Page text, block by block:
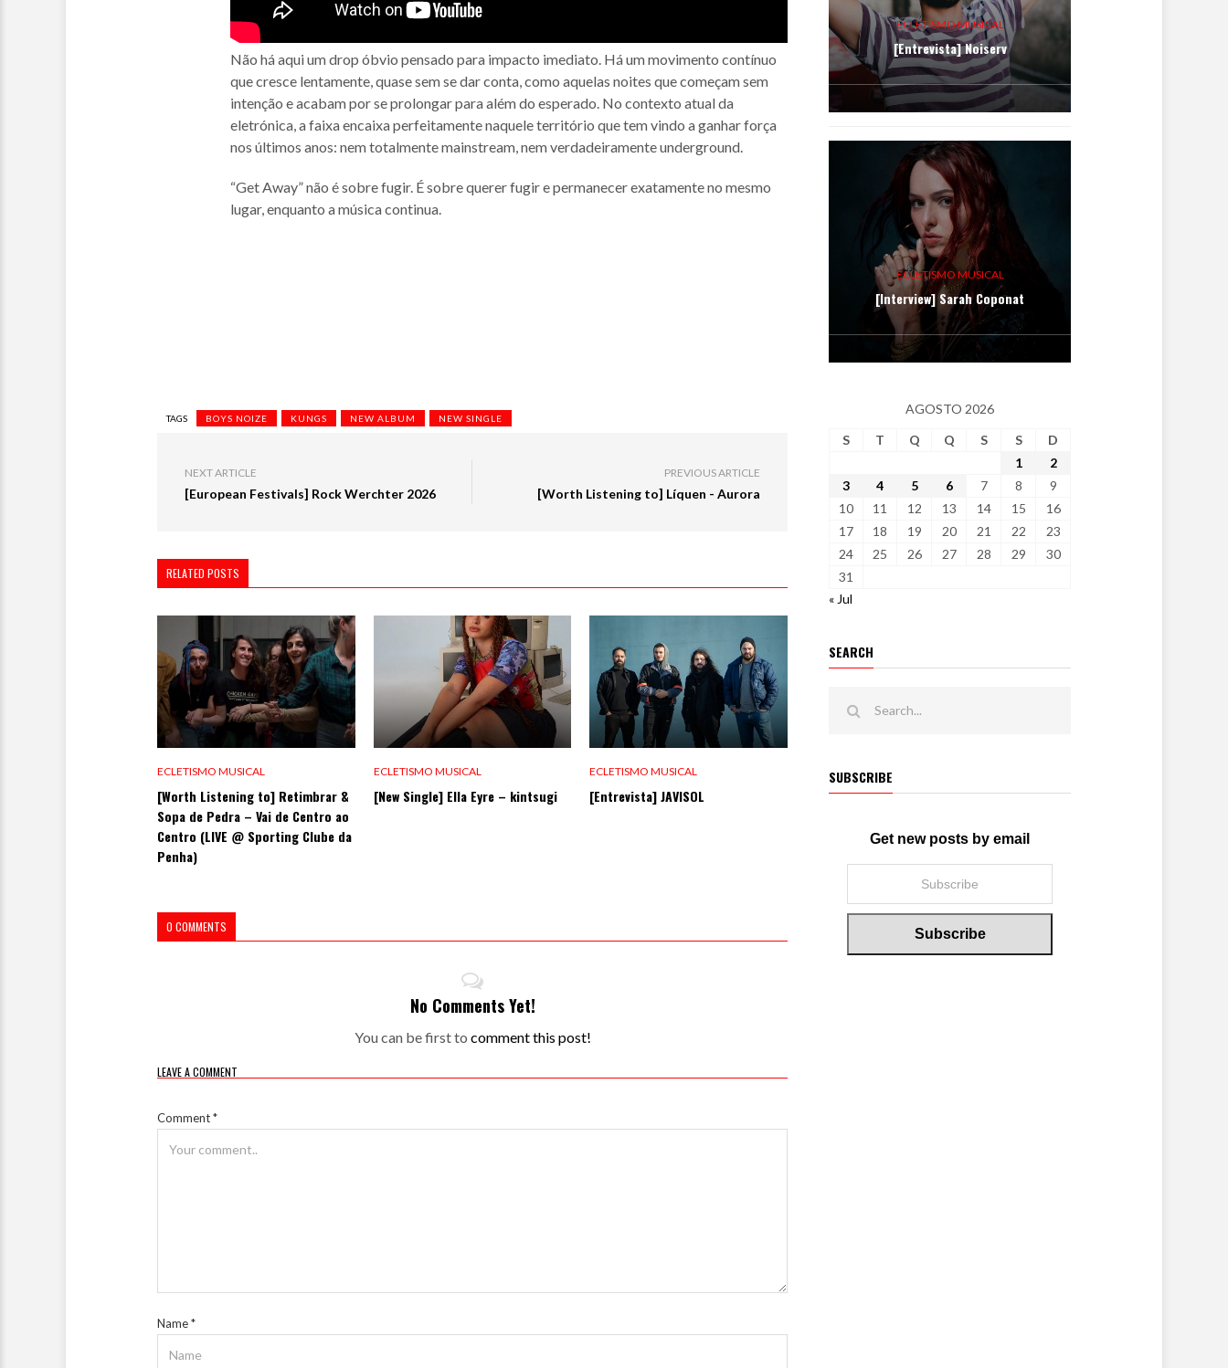
Não há aqui um drop óbvio pensado para impacto imediato. Há um movimento contínuo
que cresce lentamente, quase sem se dar conta, como aquelas noites que começam sem
intenção e acabam por se prolongar para além do esperado. No contexto atual da
eletrónica, a faixa encaixa perfeitamente naquele território que tem vindo a ganhar força
nos últimos anos: nem totalmente mainstream, nem verdadeiramente underground.
“Get Away” não é sobre fugir. É sobre querer fugir e permanecer exatamente no mesmo
lugar, enquanto a música continua.
TAGS BOYS NOIZE KUNGS NEW ALBUM NEW SINGLE
NEXT ARTICLE
[European Festivals] Rock Werchter 2026
PREVIOUS ARTICLE
[Worth Listening to] Líquen - Aurora
RELATED POSTS
ECLETISMO MUSICAL
[Worth Listening to] Retimbrar &
Sopa de Pedra – Vai de Centro ao
Centro (LIVE @ Sporting Clube da
Penha)
ECLETISMO MUSICAL
[New Single] Ella Eyre – kintsugi
ECLETISMO MUSICAL
[Entrevista] JAVISOL
0 COMMENTS
No Comments Yet!
You can be first to comment this post!
LEAVE A COMMENT
Comment*
Name*
ECLETISMO MUSICAL
[Entrevista] Noiserv
ECLETISMO MUSICAL
[Interview] Sarah Coponat
AGOSTO 2026
S
T Q Q S S
D
1
2
3
4 5 6 7 8
9
10
11 12 13 14 15
16
17
18 19 20 21 22
23
24
25 26 27 28 29
30
31
« Jul
SEARCH
SUBSCRIBE
Get new posts by email